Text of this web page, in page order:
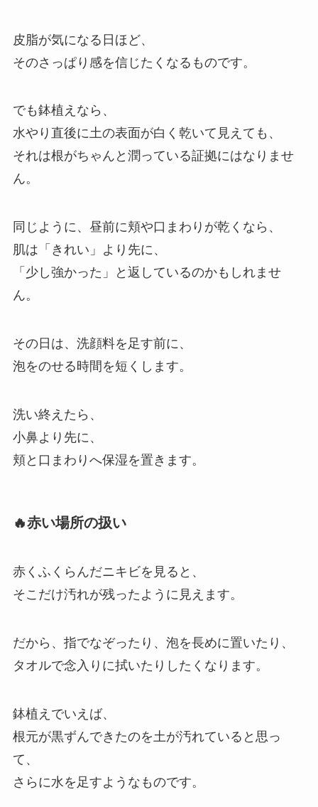
皮脂が気になる日ほど、
そのさっぱり感を信じたくなるものです。
でも鉢植えなら、
水やり直後に土の表面が白く乾いて見えても、
それは根がちゃんと潤っている証拠にはなりませ
ん。
同じように、昼前に頬や口まわりが乾くなら、
肌は「きれい」より先に、
「少し強かった」と返しているのかもしれませ
ん。
その日は、洗顔料を足す前に、
泡をのせる時間を短くします。
洗い終えたら、
小鼻より先に、
頬と口まわりへ保湿を置きます。
🔥赤い場所の扱い
赤くふくらんだニキビを見ると、
そこだけ汚れが残ったように見えます。
だから、指でなぞったり、泡を長めに置いたり、
タオルで念入りに拭いたりしたくなります。
鉢植えでいえば、
根元が黒ずんできたのを土が汚れていると思っ
て、
さらに水を足すようなものです。